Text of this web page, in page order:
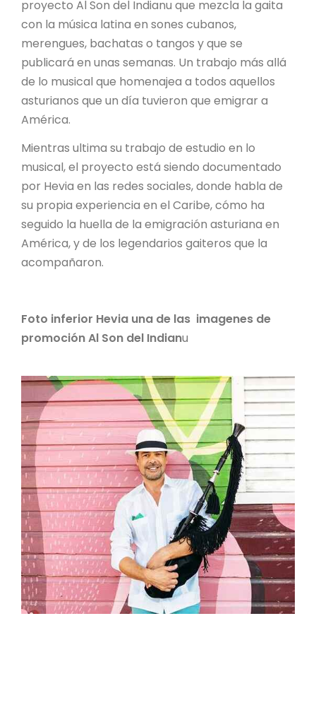
proyecto Al Son del Indianu que mezcla la gaita
con la música latina en sones cubanos,
merengues, bachatas o tangos y que se
publicará en unas semanas. Un trabajo más allá
de lo musical que homenajea a todos aquellos
asturianos que un día tuvieron que emigrar a
América.
Mientras ultima su trabajo de estudio en lo
musical, el proyecto está siendo documentado
por Hevia en las redes sociales, donde habla de
su propia experiencia en el Caribe, cómo ha
seguido la huella de la emigración asturiana en
América, y de los legendarios gaiteros que la
acompañaron.
Foto inferior Hevia una de las imagenes de
promoción Al Son del Indianu